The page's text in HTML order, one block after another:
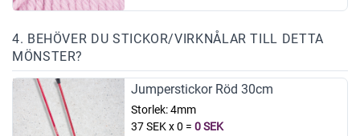
4. BEHÖVER DU STICKOR/VIRKNÅLAR TILL DETTA
MÖNSTER?
Jumperstickor Röd 30cm
Storlek:4mm
37 SEK x 0 = 0 SEK